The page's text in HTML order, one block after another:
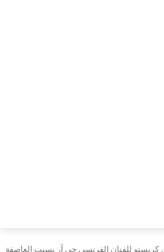
كريستو للفنان الفرنسي جي آر بسبب العاصفة